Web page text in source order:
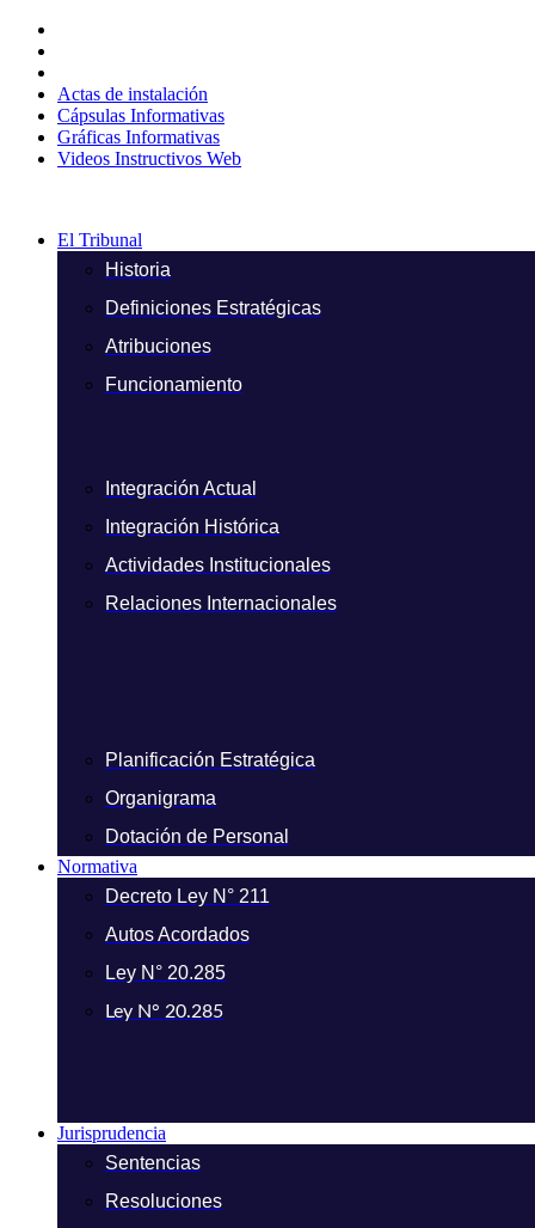
contenido
Actas de instalación
Cápsulas Informativas
Gráficas Informativas
Videos Instructivos Web
El Tribunal
Historia
Definiciones Estratégicas
Atribuciones
Funcionamiento
Integración Actual
Integración Histórica
Actividades Institucionales
Relaciones Internacionales
Planificación Estratégica
Organigrama
Dotación de Personal
Normativa
Decreto Ley N° 211
Autos Acordados
Ley N° 20.285
Ley N° 20.285
Jurisprudencia
Sentencias
Resoluciones